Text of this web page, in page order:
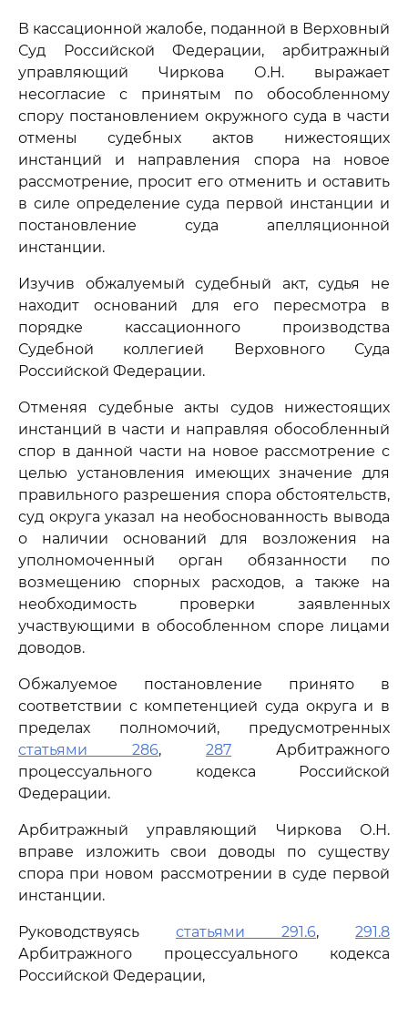
В кассационной жалобе, поданной в Верховный
Суд Российской Федерации, арбитражный
управляющий Чиркова О.Н. выражает
несогласие с принятым по обособленному
спору постановлением окружного суда в части
отмены судебных актов нижестоящих
инстанций и направления спора на новое
рассмотрение, просит его отменить и оставить
в силе определение суда первой инстанции и
постановление суда апелляционной
инстанции.
Изучив обжалуемый судебный акт, судья не
находит оснований для его пересмотра в
порядке кассационного производства
Судебной коллегией Верховного Суда
Российской Федерации.
Отменяя судебные акты судов нижестоящих
инстанций в части и направляя обособленный
спор в данной части на новое рассмотрение с
целью установления имеющих значение для
правильного разрешения спора обстоятельств,
суд округа указал на необоснованность вывода
о наличии оснований для возложения на
уполномоченный орган обязанности по
возмещению спорных расходов, а также на
необходимость проверки заявленных
участвующими в обособленном споре лицами
доводов.
Обжалуемое постановление принято в
соответствии с компетенцией суда округа и в
пределах полномочий, предусмотренных
статьями 286, 287 Арбитражного
процессуального кодекса Российской
Федерации.
Арбитражный управляющий Чиркова О.Н.
вправе изложить свои доводы по существу
спора при новом рассмотрении в суде первой
инстанции.
Руководствуясь статьями 291.6, 291.8
Арбитражного процессуального кодекса
Российской Федерации,